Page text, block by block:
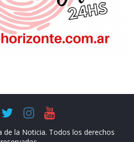
de la Noticia. Todos los derechos